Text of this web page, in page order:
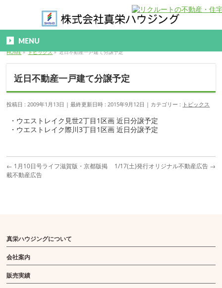
MENU
HOME» トピックス» 近日不動産一戸建て分譲予定
近日不動産一戸建て分譲予定
投稿日 : 2009年1月13日 最終更新日時 : 2015年9月12日 カテゴリー : トピックス
・ウエストレイク見世2丁目1区画 近日分譲予定
・ウエストレイク際川3丁目1区画 近日分譲予定
← 1月10日号ライフ滋賀版・京都版掲
載不動産広告
1/17(土)発行オリジナル不動産広告 →
真栄ハウジングについて
会社案内
販売実績